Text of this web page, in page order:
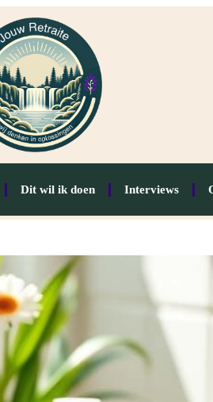
Dit wil ik doen Interviews